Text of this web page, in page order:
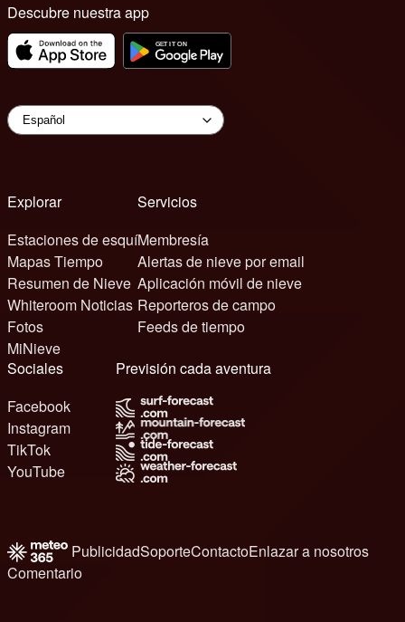
Descubre nuestra app
Explorar
Estaciones de esquí
Mapas Tiempo
Resumen de Nieve
Whiteroom Noticias
Fotos
MiNieve
Servicios
Membresía
Alertas de nieve por email
Aplicación móvil de nieve
Reporteros de campo
Feeds de tiempo
Sociales
Facebook
Instagram
TikTok
YouTube
Previsión cada aventura
PublicidadSoporteContactoEnlazar a nosotros
Comentario